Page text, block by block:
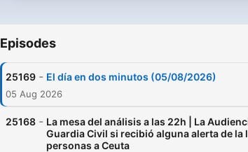
Episodes
25169 - El día en dos minutos (05/08/2026)
05 Aug 2026
25168 - La mesa del análisis a las 22h | La
Guardia Civil si recibió alguna alerta de la
personas a Ceuta